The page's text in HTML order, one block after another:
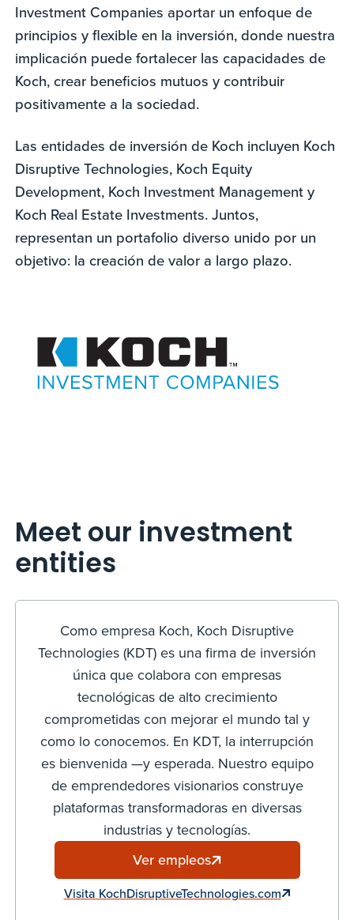
Investment Companies aportar un enfoque de
principios y flexible en la inversión, donde nuestra
implicación puede fortalecer las capacidades de
Koch, crear beneficios mutuos y contribuir
positivamente a la sociedad.
Las entidades de inversión de Koch incluyen Koch
Disruptive Technologies, Koch Equity
Development, Koch Investment Management y
Koch Real Estate Investments. Juntos,
representan un portafolio diverso unido por un
objetivo: la creación de valor a largo plazo.
Meet our investment
entities
Como empresa Koch, Koch Disruptive
Technologies (KDT) es una firma de inversión
única que colabora con empresas
tecnológicas de alto crecimiento
comprometidas con mejorar el mundo tal y
como lo conocemos. En KDT, la interrupción
es bienvenida —y esperada. Nuestro equipo
de emprendedores visionarios construye
plataformas transformadoras en diversas
industrias y tecnologías.
Ver empleos
Visita KochDisruptiveTechnologies.com